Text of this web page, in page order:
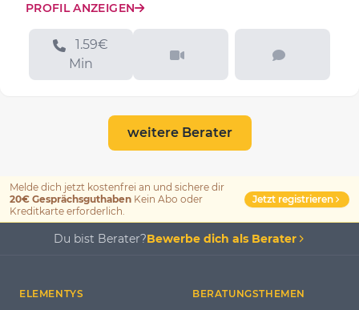
PROFIL ANZEIGEN
1.59€
Min
weitere Berater
Melde dich jetzt kostenfrei an und sichere dir
20€ Gesprächsguthaben Kein Abo oder
Kreditkarte erforderlich.
Jetzt registrieren
Du bist Berater?Bewerbe dich als Berater
ELEMENTYS BERATUNGSTHEMEN